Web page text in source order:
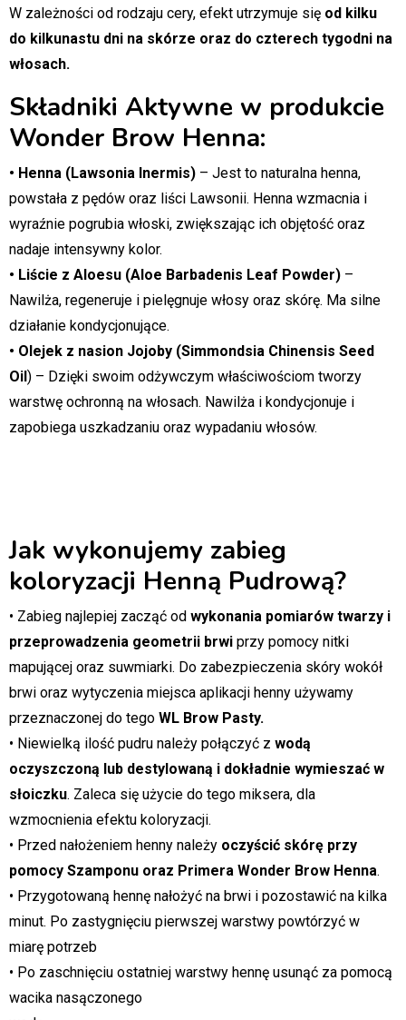
W zależności od rodzaju cery, efekt utrzymuje się od kilku
do kilkunastu dni na skórze oraz do czterech tygodni na
włosach.
Składniki Aktywne w produkcie
Wonder Brow Henna:
• Henna (Lawsonia Inermis) – Jest to naturalna henna,
powstała z pędów oraz liści Lawsonii. Henna wzmacnia i
wyraźnie pogrubia włoski, zwiększając ich objętość oraz
nadaje intensywny kolor.
• Liście z Aloesu (Aloe Barbadenis Leaf Powder) –
Nawilża, regeneruje i pielęgnuje włosy oraz skórę. Ma silne
działanie kondycjonujące.
• Olejek z nasion Jojoby (Simmondsia Chinensis Seed
Oil) – Dzięki swoim odżywczym właściwościom tworzy
warstwę ochronną na włosach. Nawilża i kondycjonuje i
zapobiega uszkadzaniu oraz wypadaniu włosów.
Jak wykonujemy zabieg
koloryzacji Henną Pudrową?
• Zabieg najlepiej zacząć od wykonania pomiarów twarzy i
przeprowadzenia geometrii brwi przy pomocy nitki
mapującej oraz suwmiarki. Do zabezpieczenia skóry wokół
brwi oraz wytyczenia miejsca aplikacji henny używamy
przeznaczonej do tego WL Brow Pasty.
• Niewielką ilość pudru należy połączyć z wodą
oczyszczoną lub destylowaną i dokładnie wymieszać w
słoiczku. Zaleca się użycie do tego miksera, dla
wzmocnienia efektu koloryzacji.
• Przed nałożeniem henny należy oczyścić skórę przy
pomocy Szamponu oraz Primera Wonder Brow Henna.
• Przygotowaną hennę nałożyć na brwi i pozostawić na kilka
minut. Po zastygnięciu pierwszej warstwy powtórzyć w
miarę potrzeb
• Po zaschnięciu ostatniej warstwy hennę usunąć za pomocą
wacika nasączonego